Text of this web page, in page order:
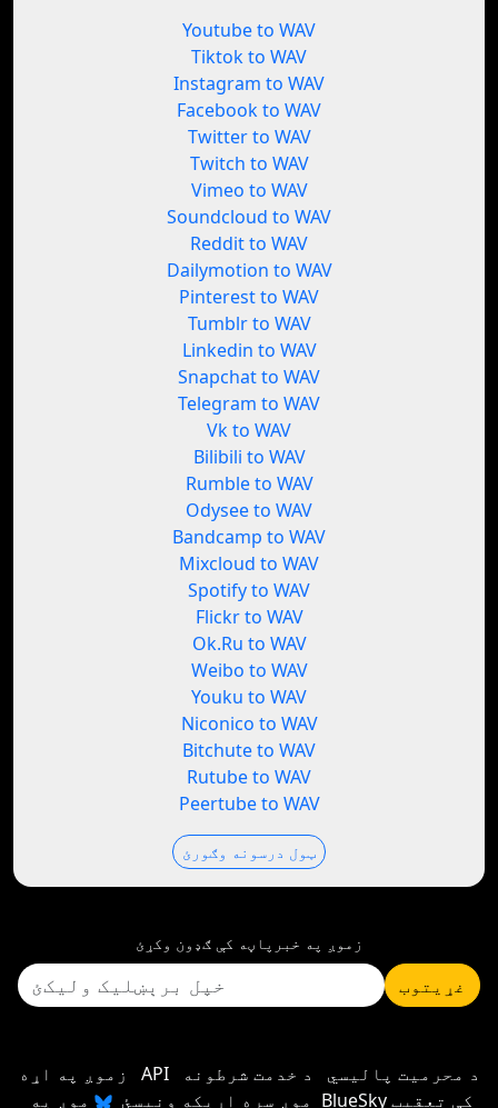
Youtube to WAV
Tiktok to WAV
Instagram to WAV
Facebook to WAV
Twitter to WAV
Twitch to WAV
Vimeo to WAV
Soundcloud to WAV
Reddit to WAV
Dailymotion to WAV
Pinterest to WAV
Tumblr to WAV
Linkedin to WAV
Snapchat to WAV
Telegram to WAV
Vk to WAV
Bilibili to WAV
Rumble to WAV
Odysee to WAV
Bandcamp to WAV
Mixcloud to WAV
Spotify to WAV
Flickr to WAV
Ok.Ru to WAV
Weibo to WAV
Youku to WAV
Niconico to WAV
Bitchute to WAV
Rutube to WAV
Peertube to WAV
ټول درسونه وګورئ
زموږ په خبرپاڼه کې ګډون وکړئ
غړیتوب
زموږ په اړه API د محرمیت پالیسي
د خدمت شرطونه
موږ سره اړیکه ونیسئ
موږ په BlueSky کې تعقیب